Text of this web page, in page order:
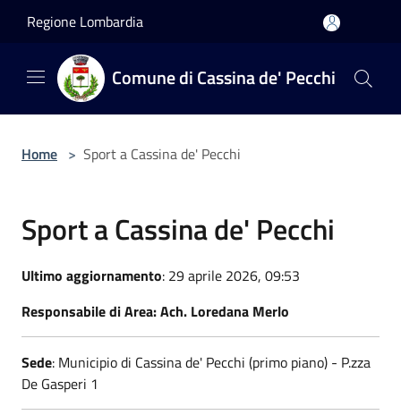
Regione Lombardia
Comune di Cassina de' Pecchi
Home > Sport a Cassina de' Pecchi
Sport a Cassina de' Pecchi
Ultimo aggiornamento: 29 aprile 2026, 09:53
Responsabile di Area: Ach. Loredana Merlo
Sede: Municipio di Cassina de' Pecchi (primo piano) - P.zza
De Gasperi 1